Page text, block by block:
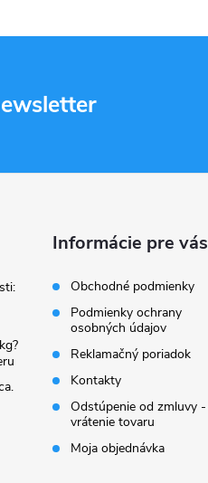
Informácie pre vás
Obchodné podmienky
Podmienky ochrany
osobných údajov
Reklamačný poriadok
Kontakty
Odstúpenie od zmluvy -
vrátenie tovaru
Moja objednávka